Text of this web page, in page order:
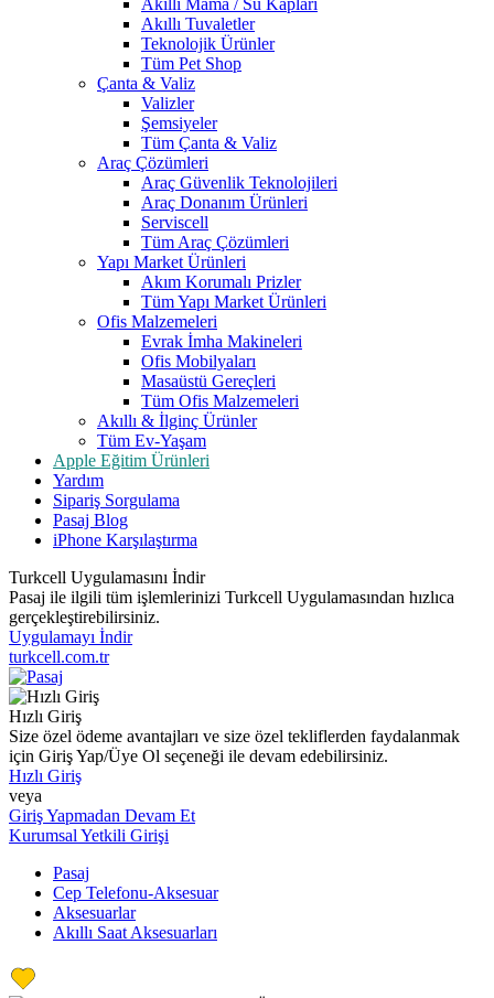
Akıllı Mama / Su Kapları
Akıllı Tuvaletler
Teknolojik Ürünler
Tüm Pet Shop
Çanta & Valiz
Valizler
Şemsiyeler
Tüm Çanta & Valiz
Araç Çözümleri
Araç Güvenlik Teknolojileri
Araç Donanım Ürünleri
Serviscell
Tüm Araç Çözümleri
Yapı Market Ürünleri
Akım Korumalı Prizler
Tüm Yapı Market Ürünleri
Ofis Malzemeleri
Evrak İmha Makineleri
Ofis Mobilyaları
Masaüstü Gereçleri
Tüm Ofis Malzemeleri
Akıllı & İlginç Ürünler
Tüm Ev-Yaşam
Apple Eğitim Ürünleri
Yardım
Sipariş Sorgulama
Pasaj Blog
iPhone Karşılaştırma
Turkcell Uygulamasını İndir
Pasaj ile ilgili tüm işlemlerinizi Turkcell Uygulamasından hızlıca
gerçekleştirebilirsiniz.
Uygulamayı İndir
turkcell.com.tr
Hızlı Giriş
Size özel ödeme avantajları ve size özel tekliflerden faydalanmak
için Giriş Yap/Üye Ol seçeneği ile devam edebilirsiniz.
Hızlı Giriş
veya
Giriş Yapmadan Devam Et
Kurumsal Yetkili Girişi
Pasaj
Cep Telefonu-Aksesuar
Aksesuarlar
Akıllı Saat Aksesuarları